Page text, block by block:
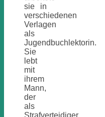
sie in
verschiedenen
Verlagen
als
Jugendbuchlektorin.
Sie
lebt
mit
ihrem
Mann,
der
als
Strafverteidiger